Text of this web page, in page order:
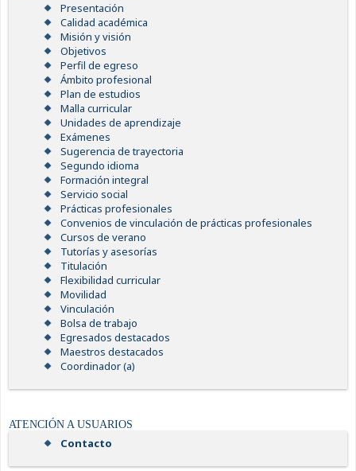
Presentación
Calidad académica
Misión y visión
Objetivos
Perfil de egreso
Ámbito profesional
Plan de estudios
Malla curricular
Unidades de aprendizaje
Exámenes
Sugerencia de trayectoria
Segundo idioma
Formación integral
Servicio social
Prácticas profesionales
Convenios de vinculación de prácticas profesionales
Cursos de verano
Tutorías y asesorías
Titulación
Flexibilidad curricular
Movilidad
Vinculación
Bolsa de trabajo
Egresados destacados
Maestros destacados
Coordinador (a)
ATENCIÓN A USUARIOS
Contacto